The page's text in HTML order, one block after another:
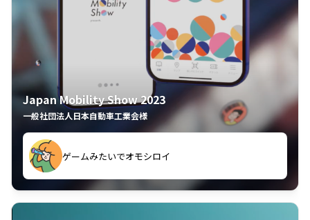
Japan Mobility Show 2023
一般社団法人日本自動車工業会様
ゲームみたいでオモシロイ
久々のモーターショーがアプリでもっと楽しめました